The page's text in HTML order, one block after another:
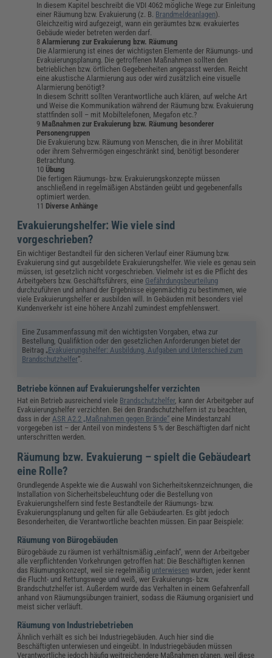
In diesem Kapitel beschreibt die VDI 4062 mögliche Wege zur Einleitung
einer Räumung bzw. Evakuierung (z. B. Brandmeldeanlagen).
Gleichzeitig wird aufgezeigt, wann ein geräumtes bzw. evakuiertes
Gebäude wieder betreten werden darf.
Alarmierung zur Evakuierung bzw. Räumung
Die Alarmierung ist eines der wichtigsten Elemente der Räumungs- und
Evakuierungsplanung. Die getroffenen Maßnahmen sollten den
betrieblichen bzw. örtlichen Gegebenheiten angepasst werden. Reicht
eine akustische Alarmierung aus oder wird zusätzlich eine visuelle
Alarmierung benötigt?
In diesem Schritt sollten Verantwortliche auch klären, auf welche Art
und Weise die Kommunikation während der Räumung bzw. Evakuierung
stattfinden soll – mit Mobiltelefonen, Megafon etc.?
Maßnahmen zur Evakuierung bzw. Räumung besonderer
Personengruppen
Die Evakuierung bzw. Räumung von Menschen, die in ihrer Mobilität
oder ihrem Sehvermögen eingeschränkt sind, benötigt besonderer
Betrachtung.
Übung
Die fertigen Räumungs- bzw. Evakuierungskonzepte müssen
anschließend in regelmäßigen Abständen geübt und gegebenenfalls
optimiert werden.
Diverse Anhänge
Evakuierungshelfer: Wie viele sind
vorgeschrieben?
Ein wichtiger Bestandteil für den sicheren Verlauf einer Räumung bzw.
Evakuierung sind gut ausgebildete Evakuierungshelfer. Wie viele es genau sein
müssen, ist gesetzlich nicht vorgeschrieben. Vielmehr ist es die Pflicht des
Arbeitgebers bzw. Geschäftsführers, eine Gefährdungsbeurteilung
durchzuführen und anhand der Ergebnisse eigenmächtig zu bestimmen, wie
viele Evakuierungshelfer er ausbilden will. In Gebäuden mit besonders viel
Kundenverkehr ist eine höhere Anzahl zumindest empfehlenswert.
Eine Zusammenfassung mit den wichtigsten Vorgaben, etwa zur
Bestellung, Qualifiktion oder den gesetzlichen Anforderungen bietet der
Beitrag „Evakuierungshelfer: Ausbildung, Aufgaben und Unterschied zum
Brandschutzhelfer“.
Betriebe können auf Evakuierungshelfer verzichten
Hat ein Betrieb ausreichend viele Brandschutzhelfer, kann der Arbeitgeber auf
Evakuierungshelfer verzichten. Bei den Brandschutzhelfern ist zu beachten,
dass in der ASR A2.2 „Maßnahmen gegen Brände“ eine Mindestanzahl
vorgegeben ist – der Anteil von mindestens 5 % der Beschäftigten darf nicht
unterschritten werden.
Räumung bzw. Evakuierung – spielt die Gebäudeart
eine Rolle?
Grundlegende Aspekte wie die Auswahl von Sicherheitskennzeichnungen, die
Installation von Sicherheitsbeleuchtung oder die Bestellung von
Evakuierungshelfern sind feste Bestandteile der Räumungs- bzw.
Evakuierungsplanung und gelten für alle Gebäudearten. Es gibt jedoch
Besonderheiten, die Verantwortliche beachten müssen. Ein paar Beispiele:
Räumung von Bürogebäuden
Bürogebäude zu räumen ist verhältnismäßig „einfach“, wenn der Arbeitgeber
alle verpflichtenden Vorkehrungen getroffen hat: Die Beschäftigten kennen
das Räumungskonzept, weil sie regelmäßig unterwiesen wurden, jeder kennt
die Flucht- und Rettungswege und weiß, wer Evakuierungs- bzw.
Brandschutzhelfer ist. Außerdem wurde das Verhalten in einem Gefahrenfall
anhand von Räumungsübungen trainiert, sodass die Räumung organisiert und
meist sicher verläuft.
Räumung von Industriebetrieben
Ähnlich verhält es sich bei Industriegebäuden. Auch hier sind die
Beschäftigten unterwiesen und eingeübt. In Industriegebäuden müssen
Verantwortliche jedoch häufig weitreichendere Maßnahmen planen, weil diese